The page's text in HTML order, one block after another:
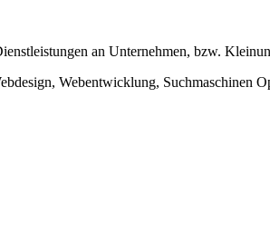
an Unternehmen, bzw.
Webentwicklung,